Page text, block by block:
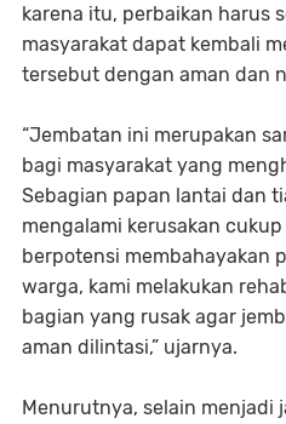
karena itu, perbaikan harus
masyarakat dapat kembali
tersebut dengan aman dan
“Jembatan ini merupakan
bagi masyarakat yang
Sebagian papan lantai dan
mengalami kerusakan
berpotensi membahayakan
warga, kami melakukan
bagian yang rusak agar
aman dilintasi,” ujarnya.
Menurutnya, selain